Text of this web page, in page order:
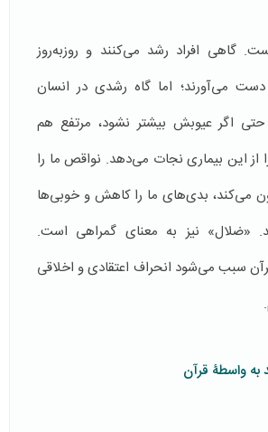
گاهی افراد رشد می‌کنند و روزبه‌روز
می‌آورند؛ اما گاه رشدی در انسان
اگر عیوبش بیشتر نشود، مرتفع هم
از این بیماری نجات می‌دهد. نواقص ما را
می‌کند، بدی‌های ما را کاهش و خوبی‌ها
«ضلال» نیز به معنای گمراهی است.
سبب می‌شود انحراف اعتقادی و اخلاقی
به واسطۀ قرآن